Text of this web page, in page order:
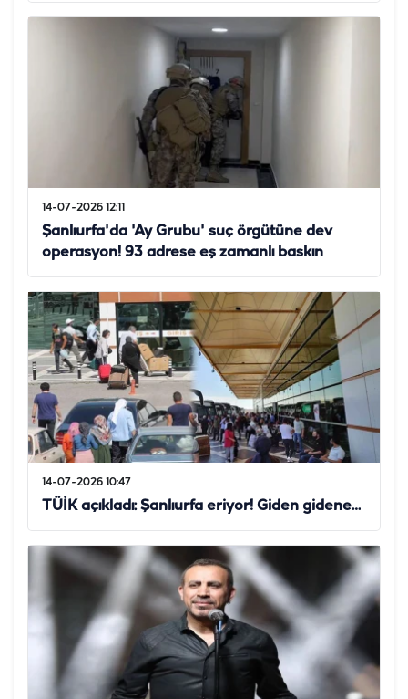
14-07-2026 12:11
Şanlıurfa'da 'Ay Grubu' suç örgütüne dev
operasyon! 93 adrese eş zamanlı baskın
14-07-2026 10:47
TÜİK açıkladı: Şanlıurfa eriyor! Giden gidene…